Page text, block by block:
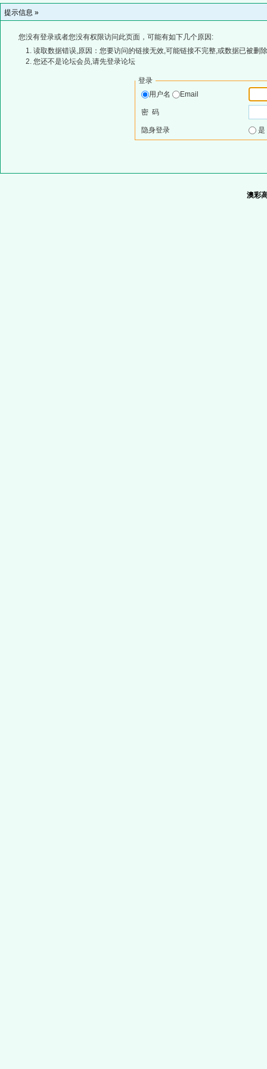
提示信息 »
您没有登录或者您没有权限访问此页面，可能有如下几个原因:
读取数据错误,原因：您要访问的链接无效,可能链接不完整,或数据已被删
您还不是论坛会员,请先登录论坛
登录
用户名
Email
密 码
隐身登录
澳彩